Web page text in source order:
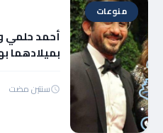
منوعات
أحمد حلمي
بميلادهما
سنتين مضت